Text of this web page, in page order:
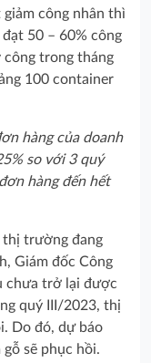
công nhân thì
50 – 60% công
công trong tháng
100 container
hàng của doanh
so với 3 quý
hàng đến hết
thị trường đang
Giám đốc Công
chưa trở lại được
quý III/2023, thị
Do đó, dự báo
sẽ phục hồi.